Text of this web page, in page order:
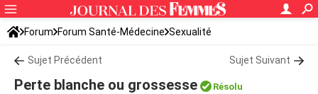
Forum Forum Santé-Médecine Sexualité
Sujet Précédent Sujet Suivant
Perte blanche ou grossesse Résolu